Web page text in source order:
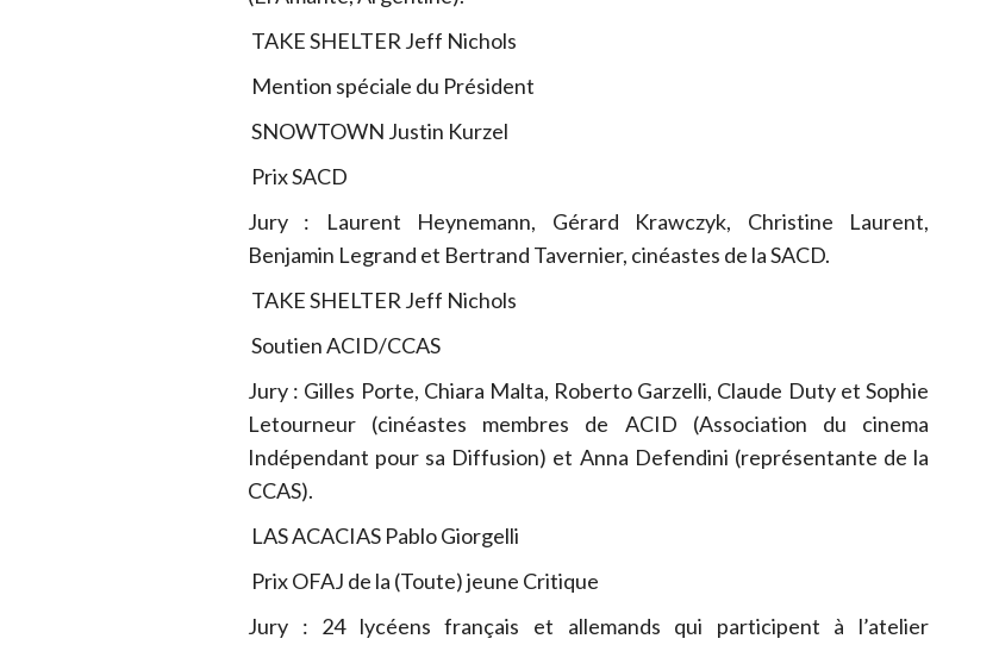
TAKE SHELTER Jeff Nichols
Mention spéciale du Président
SNOWTOWN Justin Kurzel
Prix SACD
Jury : Laurent Heynemann, Gérard Krawczyk, Christine Laurent,
Benjamin Legrand et Bertrand Tavernier, cinéastes de la SACD.
TAKE SHELTER Jeff Nichols
Soutien ACID/CCAS
Jury : Gilles Porte, Chiara Malta, Roberto Garzelli, Claude Duty et Sophie
Letourneur (cinéastes membres de ACID (Association du cinema
Indépendant pour sa Diffusion) et Anna Defendini (représentante de la
CCAS).
LAS ACACIAS Pablo Giorgelli
Prix OFAJ de la (Toute) jeune Critique
Jury : 24 lycéens français et allemands qui participent à l’atelier